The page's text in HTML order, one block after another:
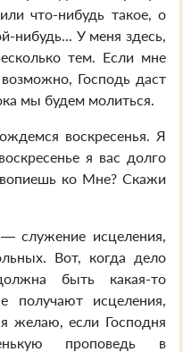
что-нибудь такое, о
нибудь... У меня здесь,
тем. Если мне
Господь даст
мы будем молиться.
воскресенья. Я
я вас долго
ко Мне? Скажи
служение исцеления,
Вот, когда дело
быть какая-то
получают исцеления,
желаю, если Господня
проповедь в